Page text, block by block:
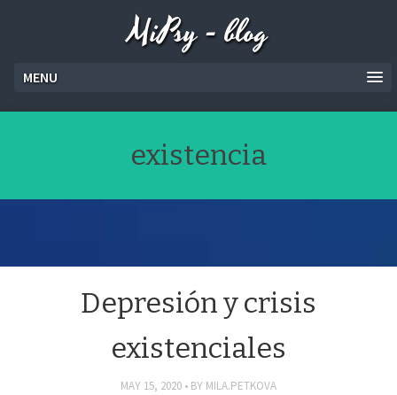
MiPsy - blog
MENU
existencia
Depresión y crisis
existenciales
MAY 15, 2020 BY MILA.PETKOVA